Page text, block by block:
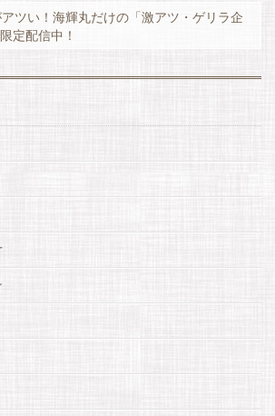
アツい！海輝丸だけの「激アツ・ゲリラ企
定配信中！